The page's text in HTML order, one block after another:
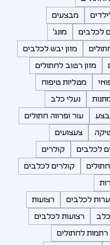
מבצעים
לכלבים מונג'
מזון יבש לכלבים
מזון רטוב לחתולים
מטליות טיפוח
נעלי כלב
עור ופרווה חתולים
צעצועים
לכלבים קולרים
קולרים לכלבים
לכלבים רצועות
רצועות לכלבים
רתמות לחתולים